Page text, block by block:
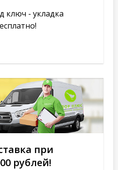
ключ - укладка
при
рублей!